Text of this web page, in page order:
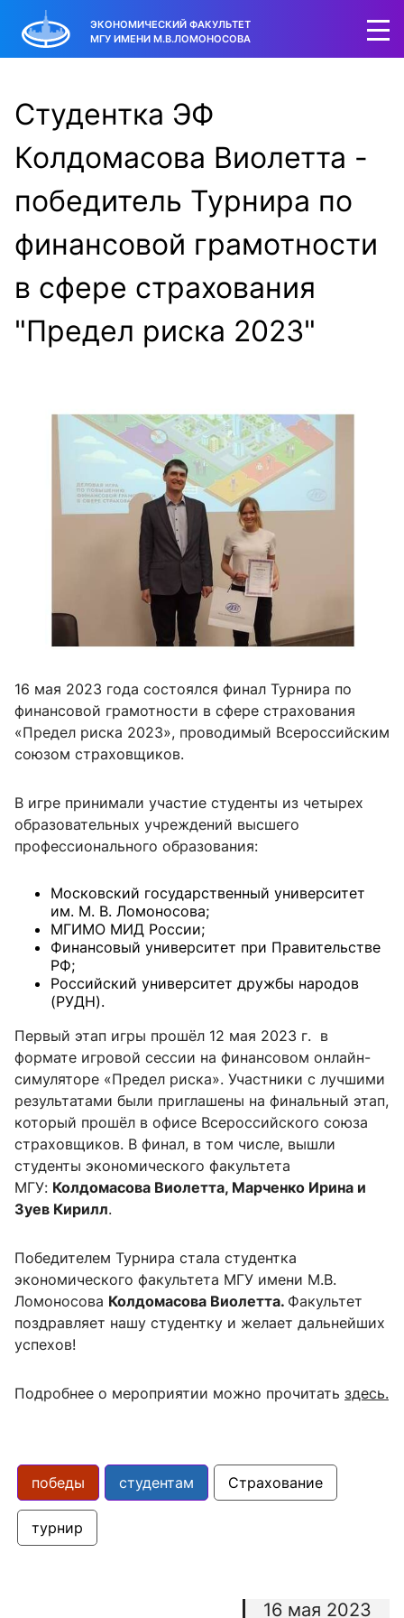
ЭКОНОМИЧЕСКИЙ ФАКУЛЬТЕТ
МГУ ИМЕНИ М.В.ЛОМОНОСОВА
Студентка ЭФ
Колдомасова Виолетта -
победитель Турнира по
финансовой грамотности
в сфере страхования
"Предел риска 2023"
16 мая 2023 года состоялся финал Турнира по
финансовой грамотности в сфере страхования
«Предел риска 2023», проводимый Всероссийским
союзом страховщиков.
В игре принимали участие студенты из четырех
образовательных учреждений высшего
профессионального образования:
Московский государственный университет
им. М. В. Ломоносова;
МГИМО МИД России;
Финансовый университет при Правительстве
РФ;
Российский университет дружбы народов
(РУДН).
Первый этап игры прошёл 12 мая 2023 г. в
формате игровой сессии на финансовом онлайн-
симуляторе «Предел риска». Участники с лучшими
результатами были приглашены на финальный этап,
который прошёл в офисе Всероссийского союза
страховщиков. В финал, в том числе, вышли
студенты экономического факультета
МГУ: Колдомасова Виолетта, Марченко Ирина и
Зуев Кирилл.
Победителем Турнира стала студентка
экономического факультета МГУ имени М.В.
Ломоносова Колдомасова Виолетта. Факультет
поздравляет нашу студентку и желает дальнейших
успехов!
Подробнее о мероприятии можно прочитать здесь.
победы студентам Страхование
турнир
16 мая 2023